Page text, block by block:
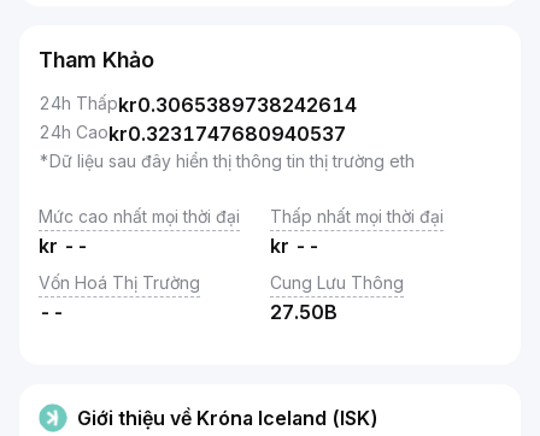
Tham Khảo
24h Thấpkr0.3065389738242614
24h Caokr0.3231747680940537
*Dữ liệu sau đây hiển thị thông tin thị trường eth
Mức cao nhất mọi thời đại
kr --
Thấp nhất mọi thời đại
kr --
Vốn Hoá Thị Trường
--
Cung Lưu Thông
27.50B
Giới thiệu về Króna Iceland (ISK)